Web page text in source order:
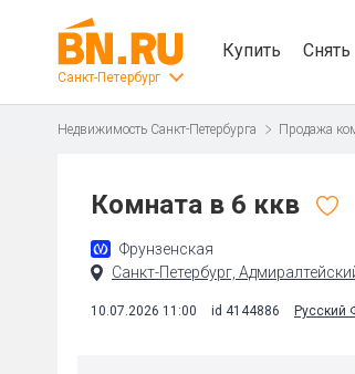
Санкт-Петербург
Купить Снять
Недвижимость Санкт-Петербурга Продажа
Комната в 6 ккв
Фрунзенская
Санкт-Петербург,
10.07.2026 11:00 id 4144886 Русский